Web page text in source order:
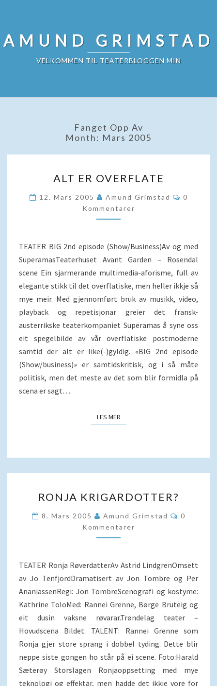
content
AMUND GRIMSTAD
VELKOMMEN TIL TEATERBLOGGEN MIN
Fanget Opp Av
Month: Mars 2005
ER
OVERFLATE
ALT ER OVERFLATE
12. Mars 2005 Amund Grimstad
0
Kommentarer
TEATER BIG 2nd episode (Show/Business)Av og med
SuperamasTeaterhuset Avant Garden – Rosendal
scene Ein sjarmerande multimedia-aforisme, full av
elegante stikk til det overflatiske, men heller ikkje så
mye meir. Med gjennomført bruk av musikk, video,
playback og repetisjonar greier det fransk-
austerrikske teaterkompaniet Superamas å syne oss
eit spegelbilde av vår overflatiske postmoderne
samtid der alt er like(-)gyldig. «BIG 2nd episode
(Show/business)» er samtidskritisk, og i så måte
politisk, men det meste av det som blir formidla på
scena er sagt…
LES MERLES MER
KRIGARDOTTER?
RONJA KRIGARDOTTER?
8. Mars 2005 Amund Grimstad
0
Kommentarer
TEATER Ronja RøverdatterAv Astrid LindgrenOmsett
av Jo TenfjordDramatisert av Jon Tombre og Per
AnaniassenRegi: Jon TombreScenografi og kostyme:
Kathrine ToloMed: Rannei Grenne, Børge Bruteig og
eit dusin vaksne røvarar.Trøndelag teater –
Hovudscena Bildet: TALENT: Rannei Grenne som
Ronja gjer store sprang i dobbel tyding. Dette blir
neppe siste gongen ho står på ei scene. Foto:Harald
Sæterøy Storslagen Ronjaoppsetting med mye
teknologi og effektar, men hadde det ikkje vore for